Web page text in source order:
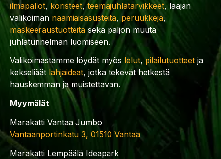
ilmapallot, koristeet,teemajuhlatarvikkeet, laajan
valikoiman naamiaisasusteita, peruukkeja,
maskeeraustuotteita sekä paljon muuta
juhlatunnelman luomiseen.
Valikoimastamme löydät myös lelut,pilailutuotteet ja
kekseliäät lahjaideat, jotka tekevät hetkestä
hauskemman ja muistettavan.
Myymälät
Marakatti Vantaa Jumbo
Vantaanportinkatu 3, 01510 Vantaa
Marakatti Lempäälä Ideapark